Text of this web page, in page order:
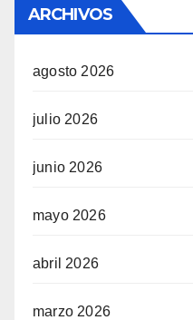
ARCHIVOS
agosto 2026
julio 2026
junio 2026
mayo 2026
abril 2026
marzo 2026